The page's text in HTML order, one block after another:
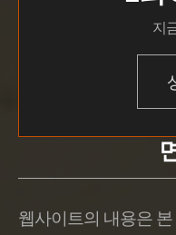
웹사이트의 내용은
지